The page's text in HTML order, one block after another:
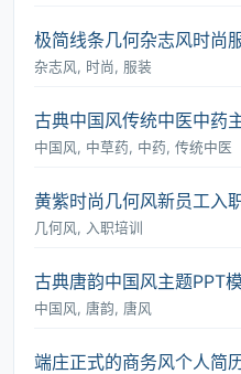
极简线条几何杂志风时尚
杂志风, 时尚, 服装
古典中国风传统中医中药
中国风, 中草药, 中药, 传统中医
黄紫时尚几何风新员工入
几何风, 入职培训
古典唐韵中国风主题PPT
中国风, 唐韵, 唐风
端庄正式的商务风个人简